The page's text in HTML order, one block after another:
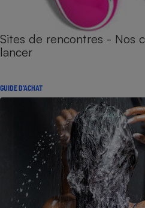
Sites de rencontres - Nos
lancer
GUIDE D'ACHAT